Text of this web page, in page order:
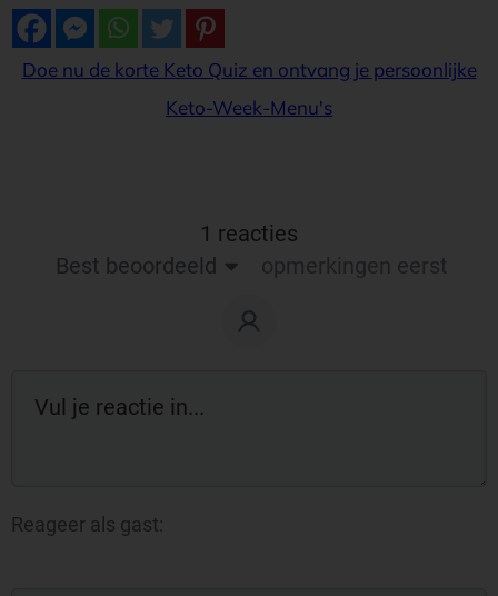
Doe nu de korte Keto Quiz en ontvang je persoonlijke
Keto-Week-Menu's
1 reacties
Best beoordeeld
opmerkingen eerst
Reageer als gast: